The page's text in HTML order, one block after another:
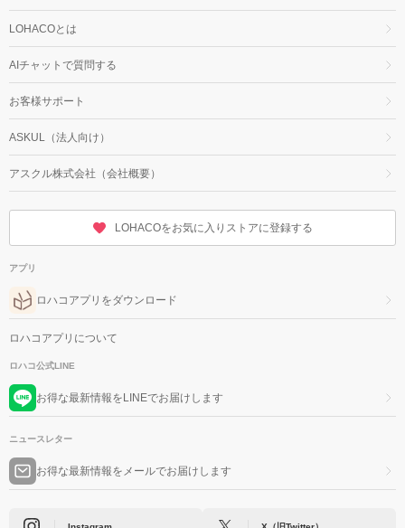
LOHACOとは
AIチャットで質問する
お客様サポート
ASKUL（法人向け）
アスクル株式会社（会社概要）
LOHACOをお気に入りストアに登録する
アプリ
ロハコアプリをダウンロード
ロハコアプリについて
ロハコ公式LINE
お得な最新情報をLINEでお届けします
ニュースレター
お得な最新情報をメールでお届けします